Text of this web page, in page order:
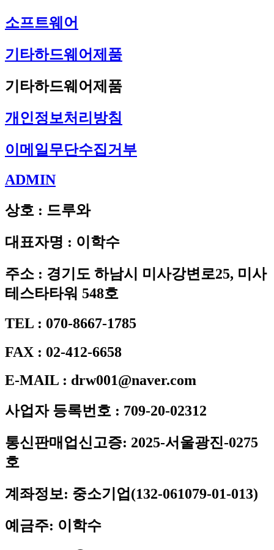
소프트웨어
기타하드웨어제품
기타하드웨어제품
개인정보처리방침
이메일무단수집거부
ADMIN
상호 : 드루와
대표자명 : 이학수
주소 : 경기도 하남시 미사강변로25, 미사
테스타타워 548호
TEL : 070-8667-1785
FAX : 02-412-6658
E-MAIL : drw001@naver.com
사업자 등록번호 : 709-20-02312
통신판매업신고증: 2025-서울광진-0275
호
계좌정보: 중소기업(132-061079-01-013)
예금주: 이학수